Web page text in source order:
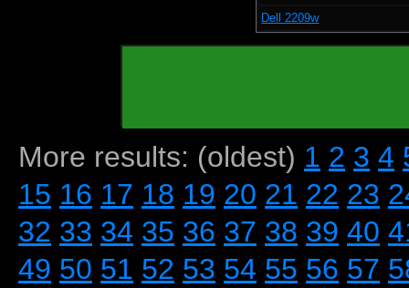
Dell 2209w
More results: (oldest) 1 2 3 4
15 16 17 18 19 20 21 22 23
32 33 34 35 36 37 38 39 40
49 50 51 52 53 54 55 56 57